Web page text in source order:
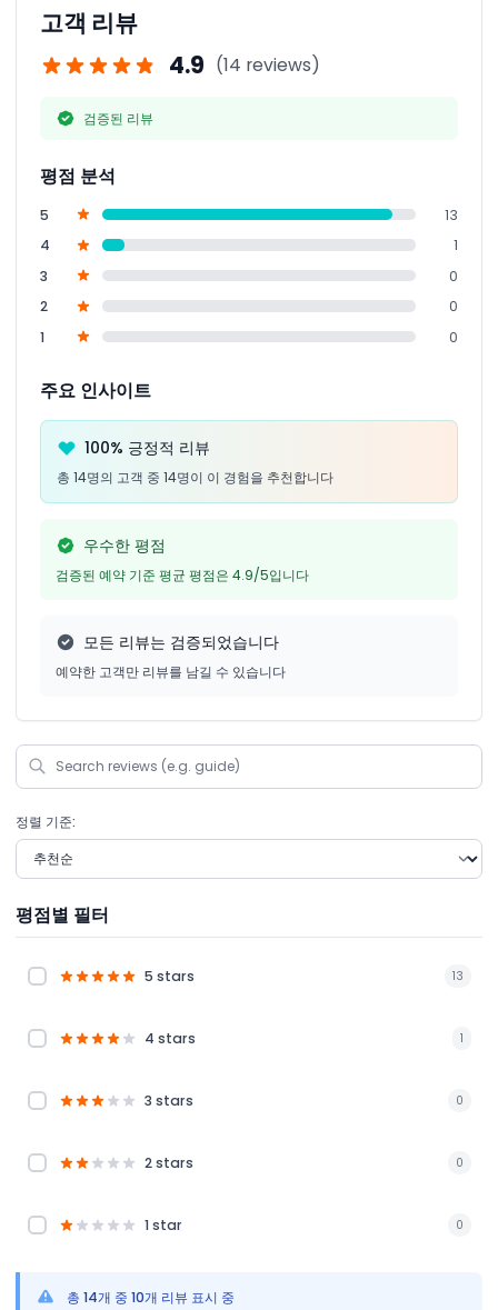
고객 리뷰
4.9 (14 reviews)
검증된 리뷰
평점 분석
5
13
4
1
3
0
2
0
1
0
주요 인사이트
100% 긍정적 리뷰
총 14명의 고객 중 14명이 이 경험을 추천합니다
우수한 평점
검증된 예약 기준 평균 평점은 4.9/5입니다
모든 리뷰는 검증되었습니다
예약한 고객만 리뷰를 남길 수 있습니다
정렬 기준:
평점별 필터
5 stars 13
4 stars 1
3 stars 0
2 stars 0
1 star 0
총 14개 중 10개 리뷰 표시 중